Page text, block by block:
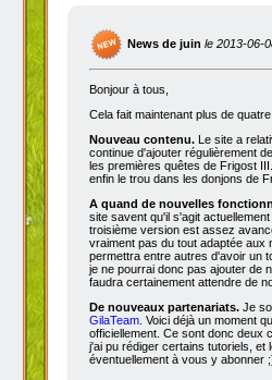
News de juin le 2013-06-
Bonjour à tous,
Cela fait maintenant plus de
Nouveau contenu. Le site a
continue d'ajouter régulièrement
les premières quêtes de Frigost
enfin le trou dans les donjons de
A quand de nouvelles
site savent qu'il s'agit
troisième version est assez
vraiment pas du tout adaptée aux
permettra entre autres d'avoir un
je ne pourrai donc pas ajouter de
faudra certainement attendre de
De nouveaux partenariats. Je
GilaTeam . Voici déjà un moment
officiellement. Ce sont donc deux
j'ai pu rédiger certains tutoriels,
éventuellement à vous y abonner